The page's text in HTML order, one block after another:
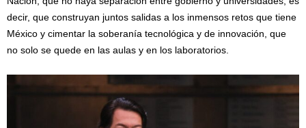
decir, que construyan juntos salidas a los inmensos retos que tiene
México y cimentar la soberanía tecnológica y de innovación, que
no solo se quede en las aulas y en los laboratorios.